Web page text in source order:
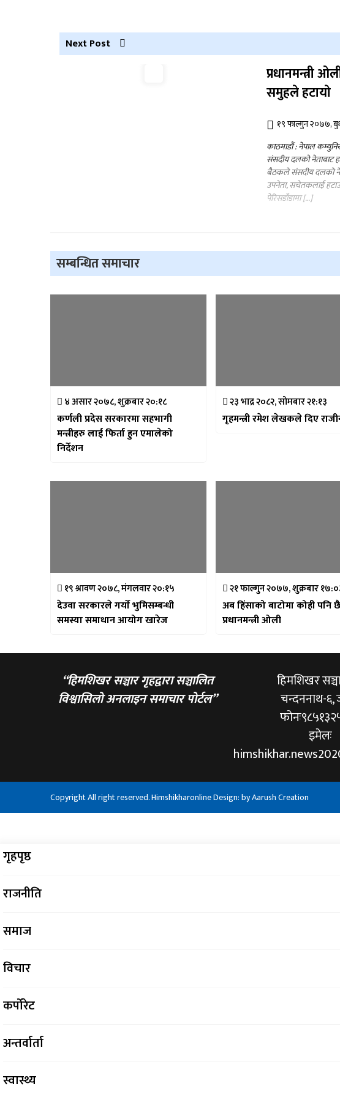
Next Post
प्रधानमन्त्री
समुहले हटायाे
१९ फाल्गुन २०७७,
काठमाडौं : नेपाल
संसदीय दलको नेताबाट
बैठकले संसदीय दलको
उपनेता, सचेतकलाई
पेरिसडाँडामा […]
सम्बन्धित समाचार
४ असार २०७८, शुक्रबार २०:१८
कर्णली प्रदेस सरकारमा सहभागी
मन्त्रीहरु लाई फिर्ता हुन एमालेको
निर्देशन
२३ भाद्र २०८२, सोमबार २१:१३
गृहमन्त्री रमेश लेखकले दिए
१९ श्रावण २०७८, मंगलवार २०:१५
देउवा सरकारले गर्याे भुमिसम्बन्धी
समस्या समाधान आयोग खारेज
२१ फाल्गुन २०७७, शुक्रबार
अब हिंसाको बाटोमा कोही पनि
प्रधानमन्त्री ओली
“हिमशिखर सञ्चार गृहद्वारा सञ्चालित
विश्वासिलो अनलाइन समाचार पोर्टल”
हिमशिखर
चन्दननाथ-६,
इमेलः
Copyright All right reserved. Himshikharonline Design: byAarush Creation
गृहपृष्ठ
राजनीति
समाज
विचार
कर्पोरेट
अन्तर्वार्ता
स्वास्थ्य